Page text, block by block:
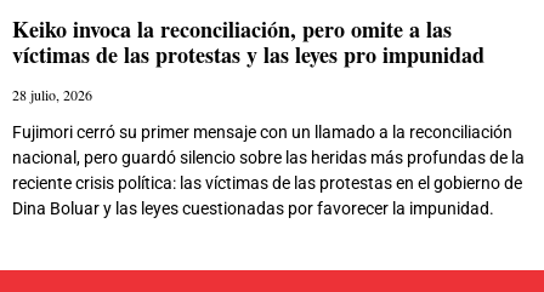
Keiko invoca la reconciliación, pero omite a las
víctimas de las protestas y las leyes pro impunidad
28 julio, 2026
Fujimori cerró su primer mensaje con un llamado a la reconciliación
nacional, pero guardó silencio sobre las heridas más profundas de la
reciente crisis política: las víctimas de las protestas en el gobierno de
Dina Boluar y las leyes cuestionadas por favorecer la impunidad.